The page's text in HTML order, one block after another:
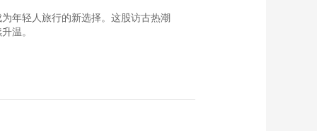
年轻人旅行的新选择。这股访古热潮
温。